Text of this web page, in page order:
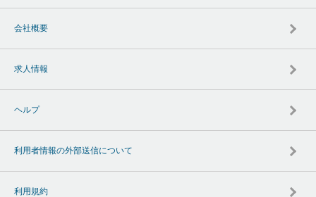
会社概要
求人情報
ヘルプ
利用者情報の外部送信について
利用規約